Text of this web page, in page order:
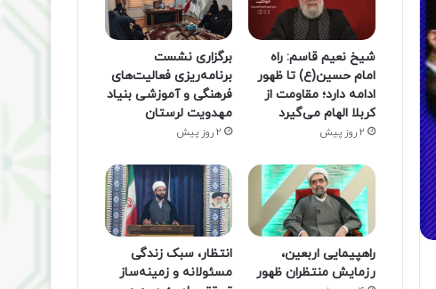
شیخ نعیم قاسم: راه
امام حسین(ع) تا ظهور
ادامه دارد؛ مقاومت از
کربلا الهام می‌گیرد
2 روز پیش
برگزاری نشست
برنامه‌ریزی فعالیت‌های
فرهنگی و آموزشی بنیاد
مهدویت لرستان
2 روز پیش
راهپیمایی اربعین،
رزمایش منتظران ظهور
انتظار، سبک زندگی
مسئولانه و زمینه‌ساز